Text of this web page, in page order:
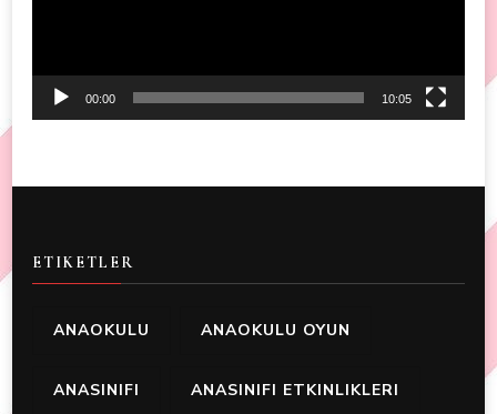
00:00 10:05
ETIKETLER
ANAOKULU ANAOKULU OYUN
ANASINIFI ANASINIFI ETKINLIKLERI